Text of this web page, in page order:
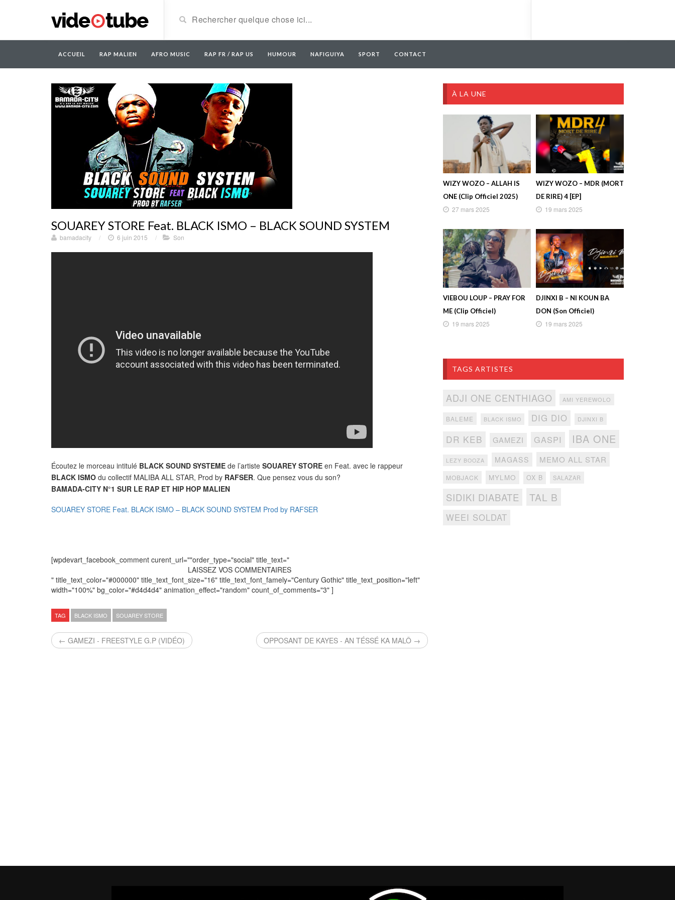
ACCUEIL RAP MALIEN AFRO MUSIC RAP FR / RAP US HUMOUR NAFIGUIYA SPORT CONTACT
SOUAREY STORE Feat. BLACK ISMO – BLACK SOUND SYSTEM
bamadacity / 6 juin 2015 / Son
Écoutez le morceau intitulé BLACK SOUND SYSTEME de l’artiste SOUAREY STORE en Feat. avec le rappeur
BLACK ISMO du collectif MALIBA ALL STAR, Prod by RAFSER. Que pensez vous du son?
BAMADA-CITY N°1 SUR LE RAP ET HIP HOP MALIEN
SOUAREY STORE Feat. BLACK ISMO – BLACK SOUND SYSTEM Prod by RAFSER
[wpdevart_facebook_comment curent_url=""order_type="social" title_text="
LAISSEZ VOS COMMENTAIRES
" title_text_color="#000000" title_text_font_size="16" title_text_font_famely="Century Gothic" title_text_position="left"
width="100%" bg_color="#d4d4d4" animation_effect="random" count_of_comments="3" ]
TAG BLACK ISMO SOUAREY STORE
← GAMEZI - FREESTYLE G.P (VIDÉO) OPPOSANT DE KAYES - AN TÉSSÉ KA MALÔ →
À LA UNE
WIZY WOZO – ALLAH IS
ONE (Clip Officiel 2025)
27 mars 2025
WIZY WOZO – MDR (MORT
DE RIRE) 4 [EP]
19 mars 2025
VIEBOU LOUP – PRAY FOR
ME (Clip Officiel)
19 mars 2025
DJINXI B – NI KOUN BA
DON (Son Officiel)
19 mars 2025
TAGS ARTISTES
ADJI ONE CENTHIAGO AMI YEREWOLO
BALEME BLACK ISMO DIG DIO DJINXI B
DR KEB GAMEZI GASPI IBA ONE
LEZY BOOZA MAGASS MEMO ALL STAR
MOBJACK MYLMO OX B SALAZAR
SIDIKI DIABATE TAL B
WEEI SOLDAT